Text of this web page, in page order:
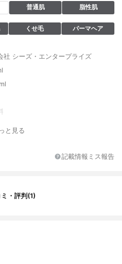
普通肌 脂性肌
くせ毛 パーマヘア
社 シーズ・エンタープライズ
コイルグルタミン酸TEA、コカミド
MEA、グリセリン、ラウリルベタイ
、炭、オタネニンジン根エキス、ヒ
グリセリル、ラウリン酸ポリグリセ
と見る
記載情報ミス報告
・評判(1)